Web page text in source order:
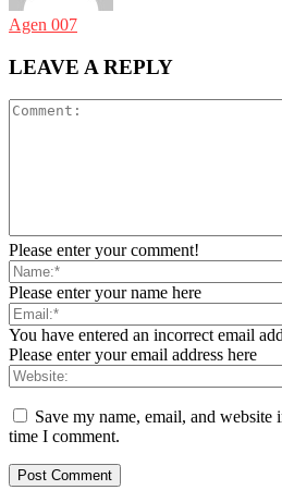
Agen 007
LEAVE A REPLY
Please enter your comment!
Please enter your name here
You have entered an incorrect email
Please enter your email address here
Save my name, email, and
time I comment.